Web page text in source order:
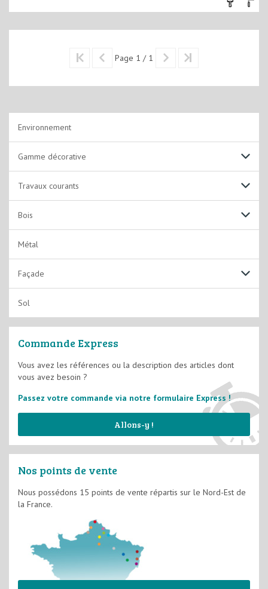
Page 1 / 1
Environnement
Gamme décorative
Non lustrantes
Alkydes Emulsion
Laques
Solutions Techniques
Travaux courants
Solutions acryliques
Solutions solvantées
Bois
Laques acryliques
Laques solvantées
Lasures
Vernis
Métal
Façade
Fixateurs et Impressions
Films Semi-épais D3
Sol
Commande Express
Vous avez les références ou la description des articles dont
vous avez besoin ?
Passez votre commande via notre formulaire Express !
Allons-y !
Nos points de vente
Nous possédons 15 points de vente répartis sur le Nord-Est de
la France.